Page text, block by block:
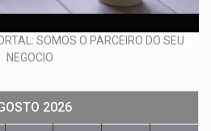
SOMOS O PARCEIRO DO SEU
NEGOCIO
2026